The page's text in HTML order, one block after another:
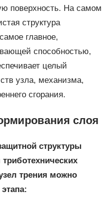
поверхность. На самом
структура
главное,
способностью,
целый
узла, механизма,
сгорания.
слоя
структуры
трения можно